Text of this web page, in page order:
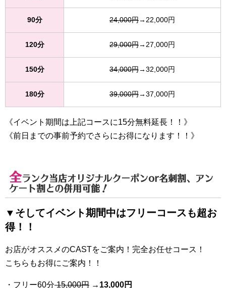
90分 24,000円→22,000円
120分 29,000円→27,000円
150分 34,000円→32,000円
180分 39,000円→37,000円
《イベント期間は上記コースに15分無料延長！！》
《前日までの事前予約でさらにお得になります！！》
全ランク当店オリジナルクーポンor名刺割、アン
ケート割との併用可能！
▼そしてイベント期間中はフリーコースも超お
得！！
お店がオススメのCASTをご案内！完全お任せコース！
こちらもお得にご案内！！
・フリー60分15,000円 → 13,000円